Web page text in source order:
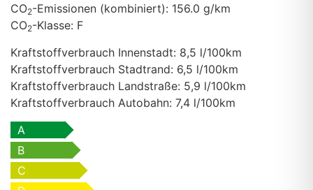
CO2-Emissionen (kombiniert): 156.0 g/km
CO2-Klasse: F
Kraftstoffverbrauch Innenstadt: 8,5 l/100km
Kraftstoffverbrauch Stadtrand: 6,5 l/100km
Kraftstoffverbrauch Landstraße: 5,9 l/100km
Kraftstoffverbrauch Autobahn: 7,4 l/100km
A
B
C